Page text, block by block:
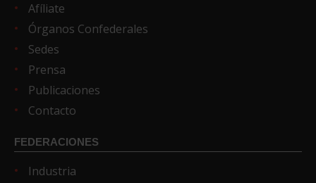
Afíliate
Órganos Confederales
Sedes
Prensa
Publicaciones
Contacto
FEDERACIONES
Industria